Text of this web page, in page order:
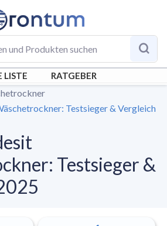
LISTE RATGEBER
Testsieger & Vergleich
Testsieger &